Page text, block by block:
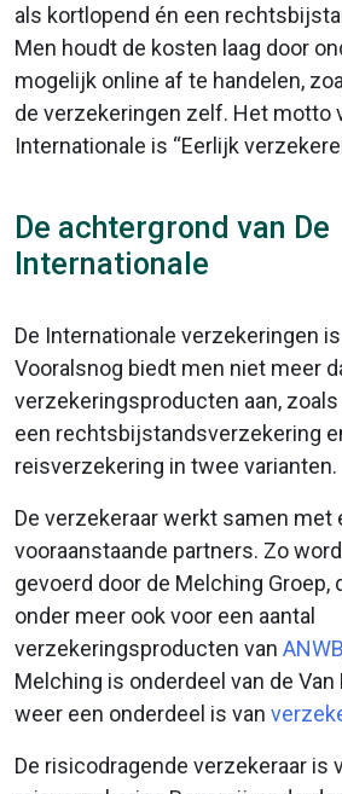
als kortlopend én een
Men houdt de kosten laag door
mogelijk online af te handelen,
de verzekeringen zelf. Het motto
Internationale is “Eerlijk
De achtergrond van De
Internationale
De Internationale verzekeringen
Vooralsnog biedt men niet meer
verzekeringsproducten aan,
een rechtsbijstandsverzekering
reisverzekering in twee varianten.
De verzekeraar werkt samen met
vooraanstaande partners. Zo
gevoerd door de Melching
onder meer ook voor een aantal
verzekeringsproducten van ANWB
Melching is onderdeel van de Van
weer een onderdeel is van
De risicodragende verzekeraar is